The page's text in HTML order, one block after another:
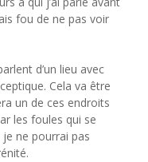
fou de ne pas voir
d’un lieu avec
Cela va être
un de ces endroits
les foules qui se
ne pourrai pas